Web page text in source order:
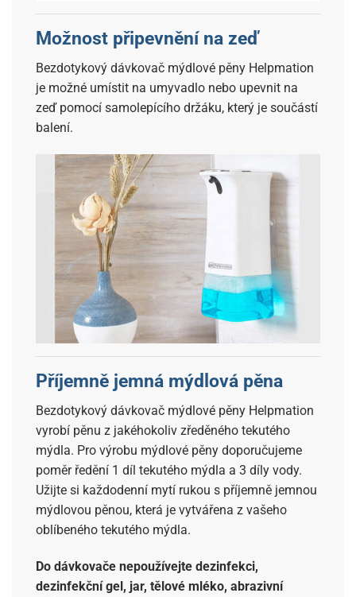
Možnost připevnění na zeď
Bezdotykový dávkovač mýdlové pěny Helpmation
je možné umístit na umyvadlo nebo upevnit na
zeď pomocí samolepícího držáku, který je součástí
balení.
Příjemně jemná mýdlová pěna
Bezdotykový dávkovač mýdlové pěny Helpmation
vyrobí pěnu z jakéhokoliv zředěného tekutého
mýdla. Pro výrobu mýdlové pěny doporučujeme
poměr ředění 1 díl tekutého mýdla a 3 díly vody.
Užijte si každodenní mytí rukou s příjemně jemnou
mýdlovou pěnou, která je vytvářena z vašeho
oblíbeného tekutého mýdla.
Do dávkovače nepoužívejte dezinfekci,
dezinfekční gel, jar, tělové mléko, abrazivní